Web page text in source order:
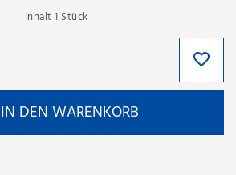
Inhalt1 Stück
IN DEN WARENKORB